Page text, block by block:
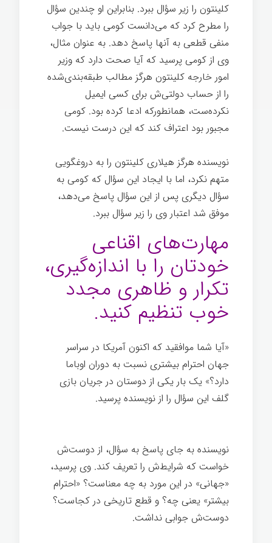
کلینتون را زیر سؤال ببرد. بنابراین او چندین سؤال
را مطرح کرد که می‌دانست کومی باید با جواب
منفی قطعی به آنها پاسخ دهد. به عنوان مثال،
وی از كومی پرسید كه آیا صحت دارد كه وزیر
امور خارجه كلینتون هرگز مطالب طبقه‌بندی‌شده
را از حساب دولتی‌ش برای كسی ایمیل
نكرده‌ست، همانطوركه ​​ادعا كرده بود. کومی
مجبور بود اعتراف کند که این درست نیست.
نویسنده هرگز هیلاری کلینتون را به دروغگویی
متهم نکرد، اما با ایجاد این سؤال که کومی به
سؤال دیگری پس از این سؤال پاسخ می‌دهد،
موفق شد اعتبار وی را زیر سؤال ببرد.
مهارت‌های اقناعی
خودتان را با اندازه‌گیری،
تکرار و ظاهری مجدد
خوب تنظیم کنید.
«آیا شما موافقید که اکنون آمریکا در سراسر
جهان احترام بیشتری نسبت به دوران اوباما
دارد؟» یک بار یکی از دوستان در جریان بازی
گلف این سؤال را از نویسنده پرسید.
نویسنده به جای پاسخ به سؤال، از دوست‌ش
خواست که شرایط‌ش را تعریف کند. وی پرسید،
«جهانی» در این مورد به چه معناست؟ «احترام
بیشتر» یعنی چه؟ و قطع تاریخی در کجاست؟
دوست‌ش جوابی نداشت.